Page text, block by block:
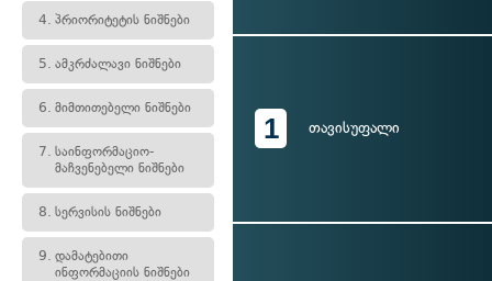
4. პრიორიტეტის ნიშნები
5. ამკრძალავი ნიშნები
6. მიმთითებელი ნიშნები
7. საინფორმაციო-
მაჩვენებელი ნიშნები
8. სერვისის ნიშნები
9. დამატებითი
ინფორმაციის ნიშნები
1 თავისუფალი